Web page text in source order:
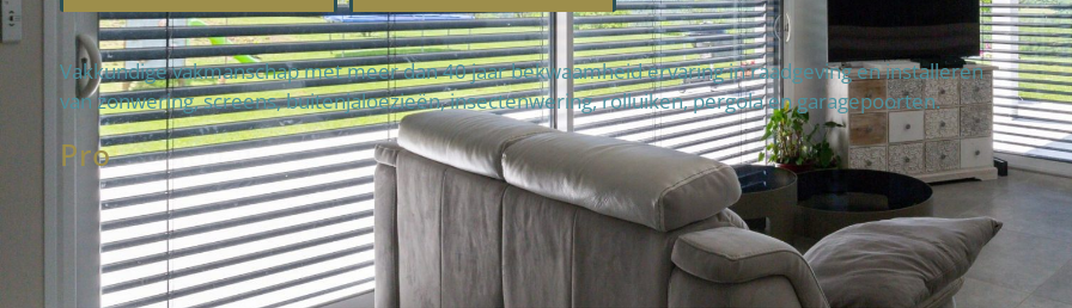
Vakkundige vakmanschap met meer dan 40 jaar bekwaamheid ervaring in raadgeving en installeren
van zonwering, screens, buitenjaloezieën, insectenwering, rolluiken, pergola en garagepoorten.
Profteam